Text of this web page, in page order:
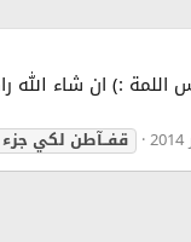
قفــآطنلكيجزء